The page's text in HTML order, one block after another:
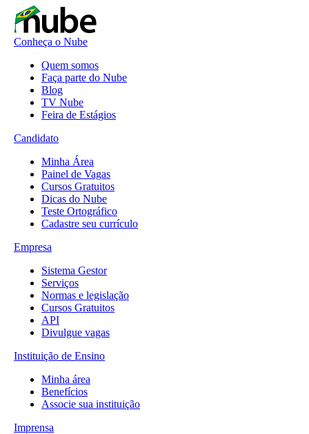
Conheça o Nube
Quem somos
Faça parte do Nube
Blog
TV Nube
Feira de Estágios
Candidato
Minha Área
Painel de Vagas
Cursos Gratuitos
Dicas do Nube
Teste Ortográfico
Cadastre seu currículo
Empresa
Sistema Gestor
Serviços
Normas e legislação
Cursos Gratuitos
API
Divulgue vagas
Instituição de Ensino
Minha área
Benefícios
Associe sua instituição
Imprensa